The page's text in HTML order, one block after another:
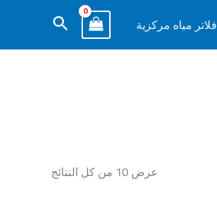
فلاتر مياه مركزية البحث
عرض ⁦10⁩ من كل النتائج